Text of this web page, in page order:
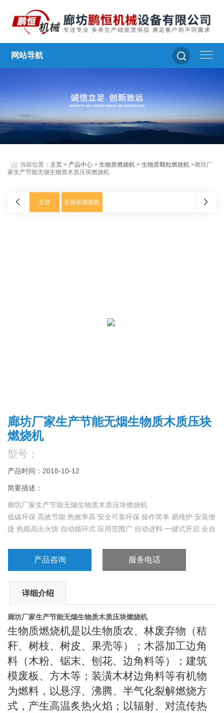
网站导航
当前位置： 主页 > 产品中心 >生物质燃烧机 >生物质颗粒燃烧机 >廊坊厂
家生产节能无烟生物质木质压块燃烧机
全部 生物质燃烧机
廊坊厂家生产节能无烟生物质木质压块
燃烧机
型号：
产品时间：2018-10-12
简要描述：
廊坊厂家生产节能无烟生物质木质压块燃烧机
低碳环保 高效节能 热效率高 安全可靠环保 操作简单 易维护 安装便
捷 热能高出火快 自动循环式 应用范围广 自动进料 一键式开启 全自
产品咨询 服务电话
详细介绍
廊坊厂家生产节能无烟生物质木质压块燃烧机
生物质燃烧机是以生物质农、林废弃物（秸
秆、树枝、树皮、果壳等）；木器加工边角
料（木粉、锯末、刨花、边角料等）；建筑
模废板、方木等；装潢木材边角料等有机物
为燃料，以悬浮、沸腾、半气化裂解燃烧方
式，产生高温炙热火焰；以辐射、对流传热